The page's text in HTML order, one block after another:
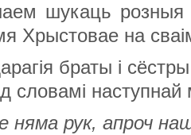
шукаць розныя
Хрыстовае на
браты і
словамі наступнай
няма рук, апроч